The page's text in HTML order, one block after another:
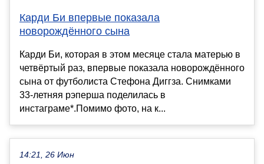
Карди Би впервые показала
новорождённого сына
Карди Би, которая в этом месяце стала матерью в
четвёртый раз, впервые показала новорождённого
сына от футболиста Стефона Диггза. Снимками
33-летняя рэперша поделилась в
инстаграме*.Помимо фото, на к...
14:21, 26 Июн